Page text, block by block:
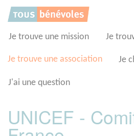
Je trouve une mission Je
Je trouve une association Je
J'ai une question
UNICEF -
Panneau de gestion des cookies